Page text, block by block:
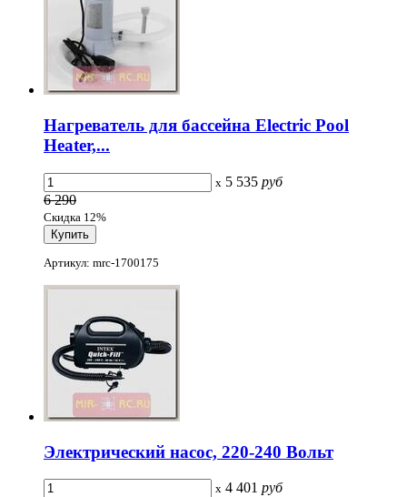
Нагреватель для бассейна Electric Pool
Heater,...
x 5 535 руб
6 290
Скидка 12%
Артикул: mrc-1700175
Электрический насос, 220-240 Вольт
x 4 401 руб